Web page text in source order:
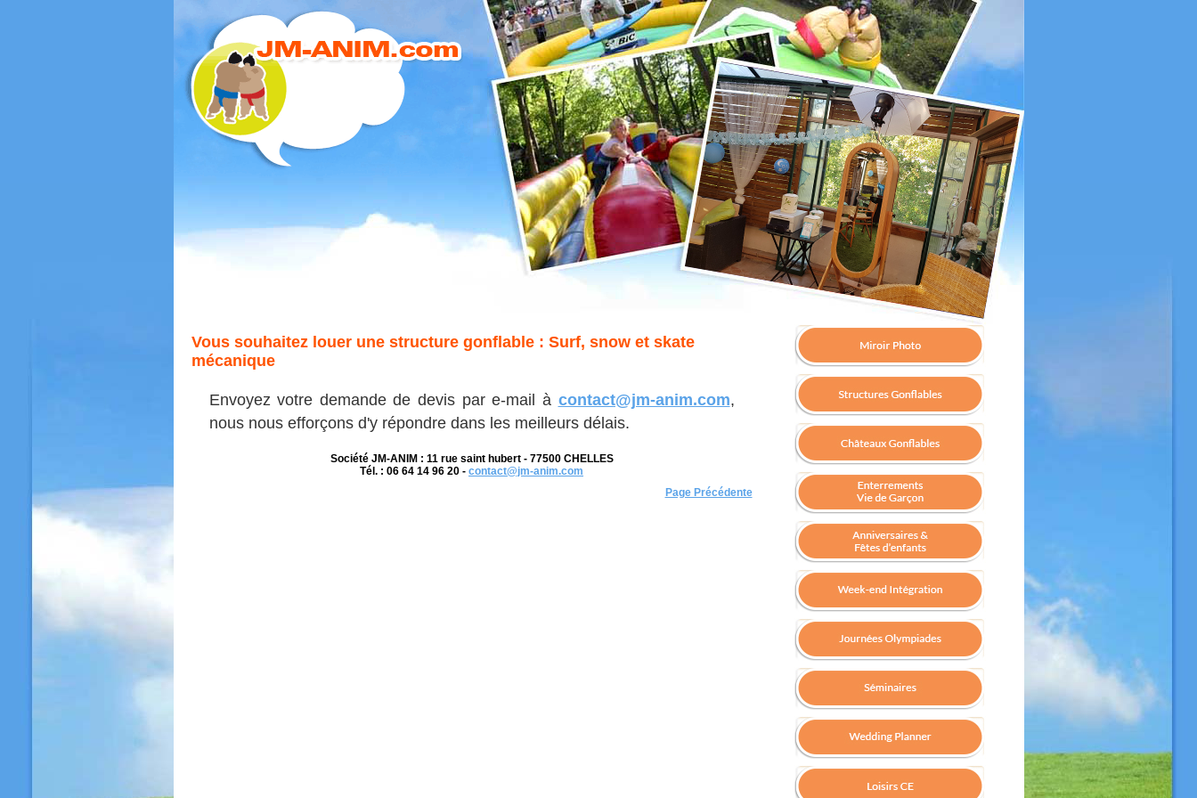
Vous souhaitez louer une structure gonflable : Surf, snow et skate
mécanique
Envoyez votre demande de devis par e-mail à contact@jm-anim.com,
nous nous efforçons d'y répondre dans les meilleurs délais.
Société JM-ANIM : 11 rue saint hubert - 77500 CHELLES
Tél. : 06 64 14 96 20 - contact@jm-anim.com
Page Précédente